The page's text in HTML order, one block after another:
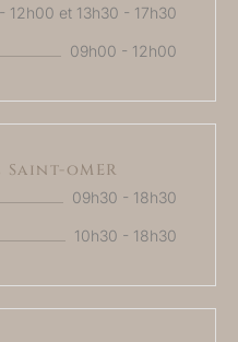
12h00 et 13h30 - 17h30
09h00 - 12h00
oMER
09h30 - 18h30
10h30 - 18h30